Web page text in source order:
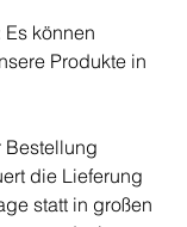
können
Produkte in
Bestellung
die Lieferung
statt in großen